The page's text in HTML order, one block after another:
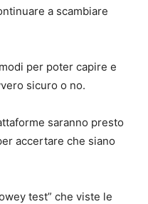
a scambiare
per poter capire e
sicuro o no.
saranno presto
accertare che siano
test” che viste le